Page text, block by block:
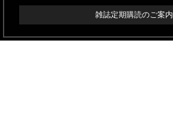
雑誌定期購読のご案内